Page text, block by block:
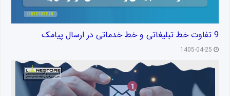
9 تفاوت خط تبلیغاتی و خط خدماتی در ارسال پیامک
1405-04-25